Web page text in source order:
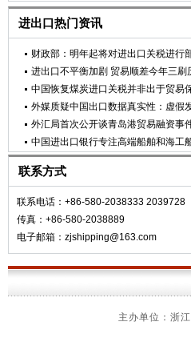
进出口热门资讯
财政部：明年起将对进出口关税进行
进出口不平衡加剧 贸易顺差今年三刷
中国恢复煤炭进口关税并非出于贸易
外媒质疑中国出口数据真实性：虚假
外汇局首次公开谈青岛港贸易融资事
中国进出口银行专注高端船舶和海工
联系方式
联系电话：+86-580-2038333 2039728
传真：+86-580-2038889
电子邮箱：zjshipping@163.com
主办单位：浙